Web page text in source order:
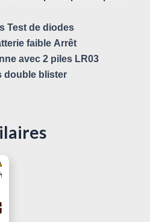
Test de diodes
faible Arrêt
avec 2 piles LR03
double blister
Le